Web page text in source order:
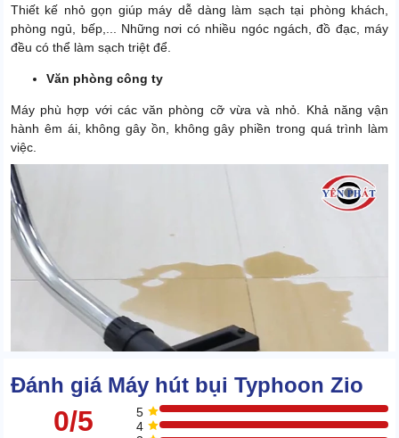
Thiết kế nhỏ gọn giúp máy dễ dàng làm sạch tại phòng khách,
phòng ngủ, bếp,... Những nơi có nhiều ngóc ngách, đồ đạc, máy
đều có thể làm sạch triệt để.
Văn phòng công ty
Máy phù hợp với các văn phòng cỡ vừa và nhỏ. Khả năng vận
hành êm ái, không gây ồn, không gây phiền trong quá trình làm
việc.
Đánh giá Máy hút bụi Typhoon Zio
0/5
5
4